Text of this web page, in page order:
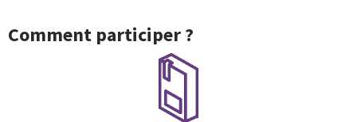
Comment participer ?